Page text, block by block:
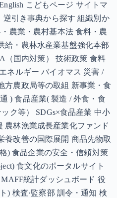
こどもページ サイトマ
逆引き事典から探す 組織別か
農業・農村基本法 食料・農
給・農林水産業基盤強化本部
（国内対策） 技術政策 食料
ネルギー バイオマス 災害 /
方農政局等の取組 新事業・食
) 食品産業( 製造 / 外食・食
ク等） SDGs×食品産業 中小
農林漁業成長産業化ファンド
養改善の国際展開 商品先物取
) 食品企業の安全・信頼対策
食文化のポータルサイト
統計ダッシュボード 役
) 検査·監察部 訓令・通知 検